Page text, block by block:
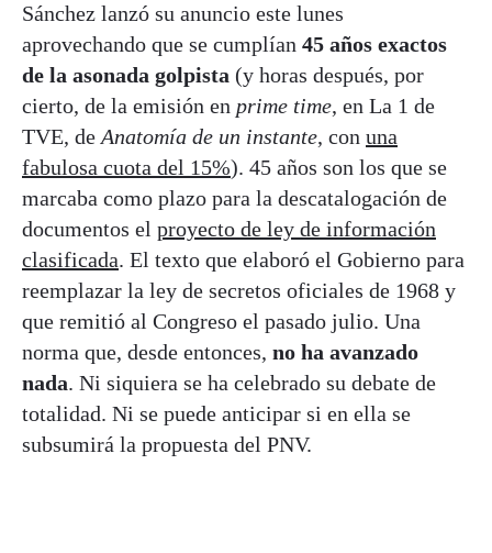
Sánchez lanzó su anuncio este lunes
aprovechando que se cumplían 45 años exactos
de la asonada golpista (y horas después, por
cierto, de la emisión en prime time, en La 1 de
TVE, deAnatomía de un instante, con una
fabulosa cuota del 15%). 45 años son los que se
marcaba como plazo para la descatalogación de
documentos el proyecto de ley de información
clasificada. El texto que elaboró el Gobierno para
reemplazar la ley de secretos oficiales de 1968 y
que remitió al Congreso el pasado julio. Una
norma que, desde entonces, no ha avanzado
nada. Ni siquiera se ha celebrado su debate de
totalidad. Ni se puede anticipar si en ella se
subsumirá la propuesta del PNV.